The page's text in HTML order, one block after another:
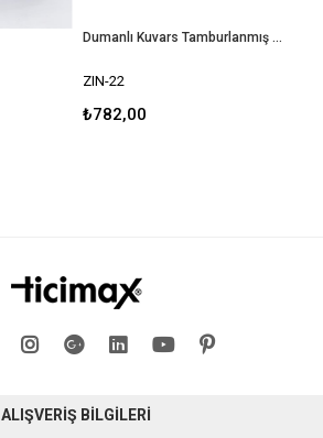
Dumanlı Kuvars Tamburlanmış Kristal Kolye
ZIN-22
₺782,00
ALIŞVERİŞ BİLGİLERİ